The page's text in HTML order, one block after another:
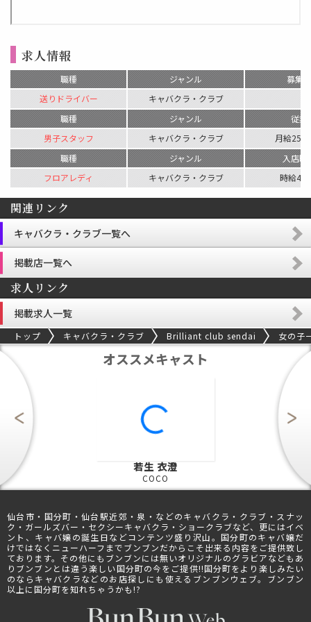
求人情報
職種
送りドライバー
ジャンル
キャバクラ・クラブ
募集
職種
男子スタッフ
ジャンル
キャバクラ・クラブ
従業
月給
職種
フロアレディ
ジャンル
キャバクラ・クラブ
入店時
時給
関連リンク
キャバクラ・クラブ一覧へ
掲載店一覧へ
求人リンク
掲載求人一覧
トップ キャバクラ・クラブ Brilliant club sendai 女の子
オススメキャスト
若生 衣澄
COCO
仙台市・国分町・仙台駅近郊・泉・などのキャバクラ・クラブ・スナッ
ク・ガールズバー・セクシーキャバクラ・ショークラブなど、更にはイベ
ント、キャバ嬢の誕生日などコンテンツ盛り沢山。国分町のキャバ嬢だ
けではなくニューハーフまでブンブンだからこそ出来る内容をご提供致し
ております。その他にもブンブンには無いオリジナルのグラビアなどもあ
りブンブンとは違う楽しい国分町の今をご提供!!国分町をより楽しみたい
のならキャバクラなどのお店探しにも使えるブンブンウェブ。ブンブン
以上に国分町を知れちゃうかも!?